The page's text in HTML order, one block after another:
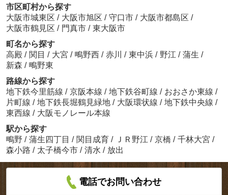
市区町村から探す
大阪市城東区 / 大阪市旭区 / 守口市 / 大阪市都島区 /
大阪市鶴見区 / 門真市 / 東大阪市
町名から探す
高殿 / 関目 / 大宮 / 鴫野西 / 赤川 / 東中浜 / 野江 / 蒲生 /
新森 / 鴫野東
路線から探す
地下鉄今里筋線 / 京阪本線 / 地下鉄谷町線 / おおさか東線 /
片町線 / 地下鉄長堀鶴見緑地 / 大阪環状線 / 地下鉄中央線 /
東西線 / 大阪モノレール本線
駅から探す
鴫野 / 蒲生四丁目 / 関目成育 / ＪＲ野江 / 京橋 / 千林大宮 /
森小路 / 太子橋今市 / 清水 / 放出
電話でお問い合わせ